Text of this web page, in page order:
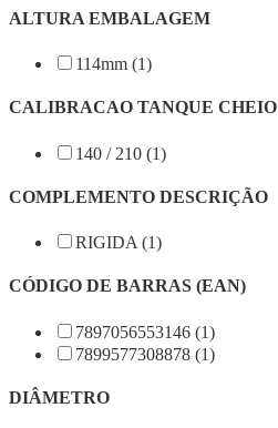
ALTURA EMBALAGEM
114mm (1)
CALIBRACAO TANQUE CHEIO
140 / 210 (1)
COMPLEMENTO DESCRIÇÃO
RIGIDA (1)
CÓDIGO DE BARRAS (EAN)
7897056553146 (1)
7899577308878 (1)
DIÂMETRO